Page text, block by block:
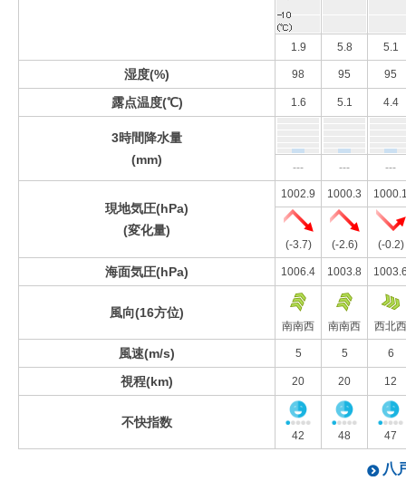
1.9 5.8 5.1
湿度(%) 98 95 95
露点温度(℃) 1.6 5.1 4.4
3時間降水量
(mm)
--- --- ---
現地気圧(hPa)
(変化量)
1002.9 1000.3
(-3.7) (-2.6) (-0.2)
海面気圧(hPa) 1006.4 1003.8
風向(16方位)
南南西 南南西 西北西
風速(m/s) 5 5 6
視程(km) 20 20 12
不快指数
42 48 47
八